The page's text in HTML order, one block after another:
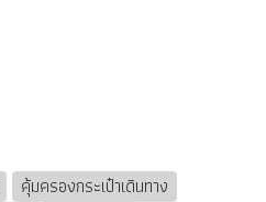
คุ้มครองกระเป๋าเดินทาง